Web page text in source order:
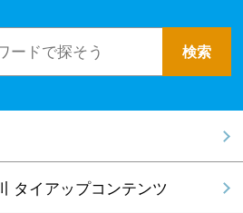
タイアップコンテンツ